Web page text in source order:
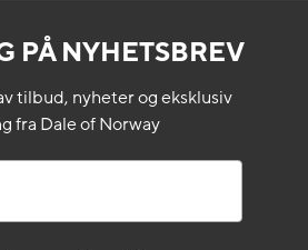
PÅ NYHETSBREV
tilbud, nyheter og eksklusiv
fra Dale of Norway